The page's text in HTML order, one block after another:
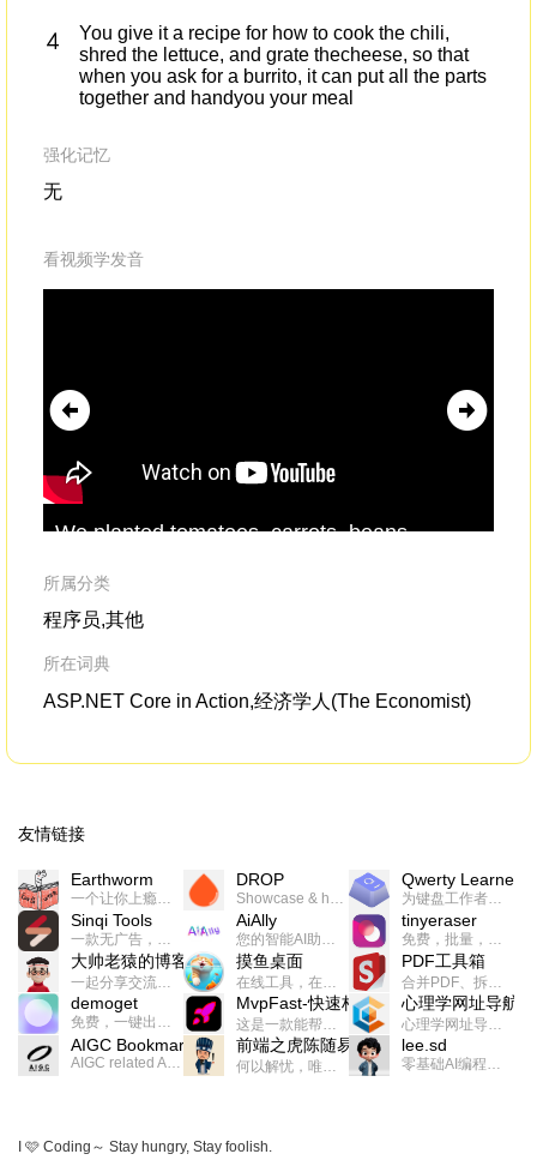
You give it a recipe for how to cook the chili,
shred the lettuce, and grate thecheese, so that
when you ask for a burrito, it can put all the parts
together and handyou your meal
强化记忆
无
看视频学发音
We planted tomatoes, carrots, beans,
strawberries,blueberries and limes.
所属分类
程序员,其他
所在词典
ASP.NET Core in Action,经济学人(The Economist)
友情链接
Earthworm DROP Qwerty Learner
为键盘工作者设计的单词与肌肉记忆锻炼软件
Sinqi Tools AiAlly tinyeraser
大帅老猿的博客 摸鱼桌面 PDF工具箱
合并PDF、拆分PDF、旋转PDF、裁剪PDF、转换PDF、加密PDF、解密PDF、PDF加水印等多种PDF处理功能
demoget MvpFast-快速构建网站应用
这是一款能帮助你快速构建个人网站的应用，使用最新的前端技术栈，集成登录、鉴权、手机、邮箱、数据库、博客、文章、支付等等网站所需要的功能，你只需要花几个小时开发你的核心功能就可以上线，一次购买，永久拥有
心理学网址导航
AIGC Bookmarks 前端之虎陈随易 lee.sd
I 🩷 Coding～ Stay hungry, Stay foolish.